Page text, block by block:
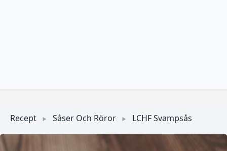
Recept Såser Och Röror LCHF Svampsås